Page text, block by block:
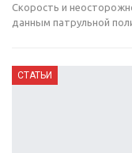
Скорость и
данным патрульной
СТАТЬИ